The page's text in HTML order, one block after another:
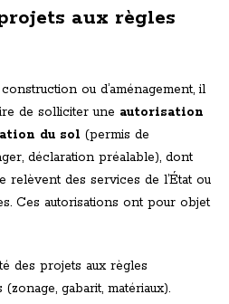
aux règles
ou d’aménagement, il
de solliciter une autorisation
du sol (permis de
déclaration préalable), dont
relèvent des services de l’État ou
Ces autorisations ont pour objet
des projets aux règles
gabarit, matériaux).